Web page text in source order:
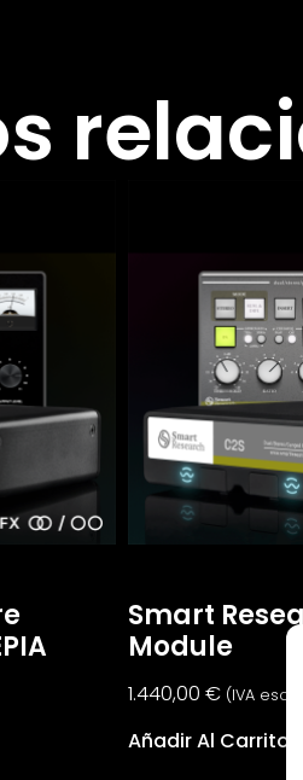
Smart
Module
1.440,00 € (IVA escl.:
Añadir Al Carrito